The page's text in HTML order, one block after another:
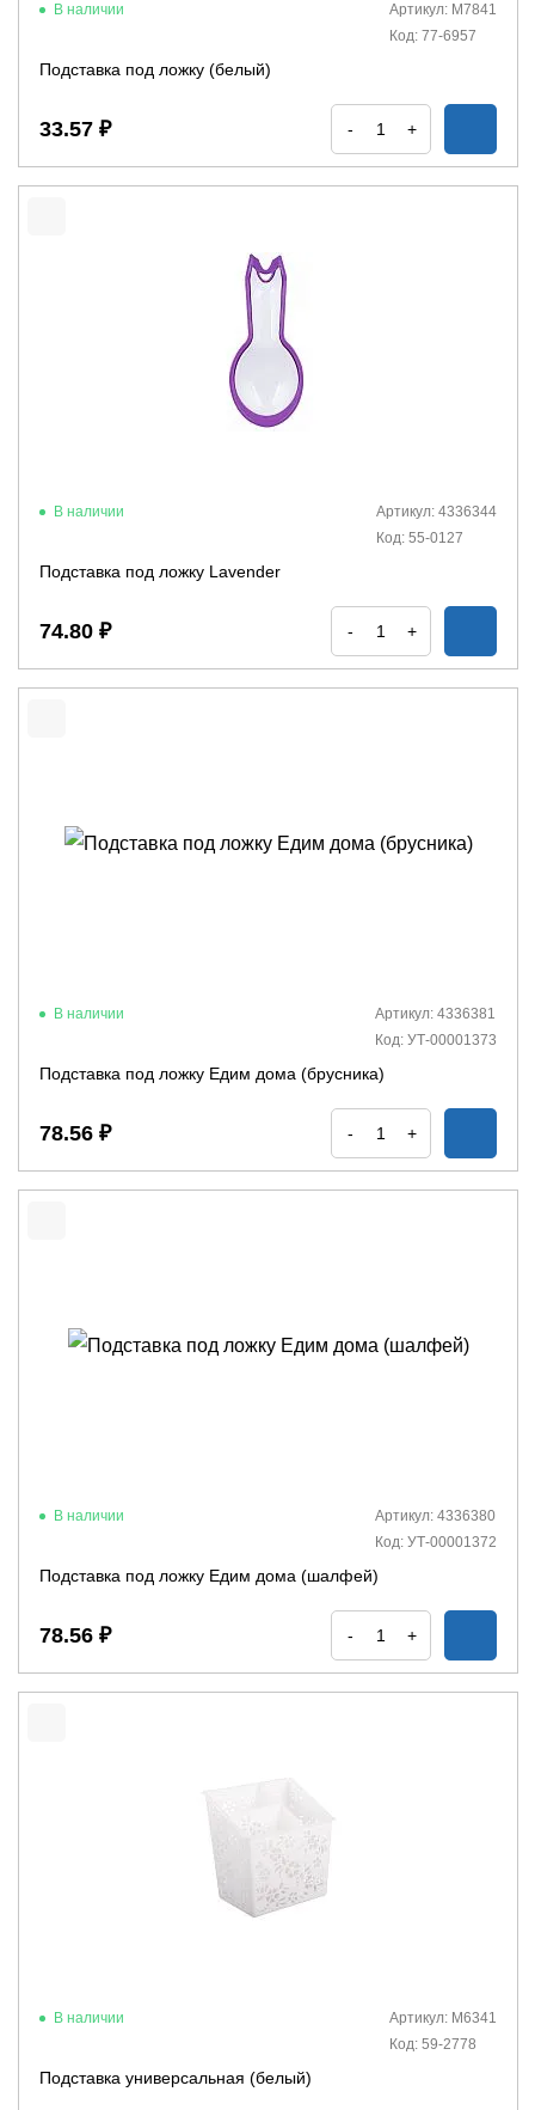
В наличии
Артикул: М7841
Код: 77-6957
Подставка под ложку (белый)
33.57 ₽ - +
В наличии
Артикул: 4336344
Код: 55-0127
Подставка под ложку Lavender
74.80 ₽ - +
В наличии
Артикул: 4336381
Код: УТ-00001373
Подставка под ложку Едим дома (брусника)
78.56 ₽ - +
В наличии
Артикул: 4336380
Код: УТ-00001372
Подставка под ложку Едим дома (шалфей)
78.56 ₽ - +
В наличии
Артикул: М6341
Код: 59-2778
Подставка универсальная (белый)